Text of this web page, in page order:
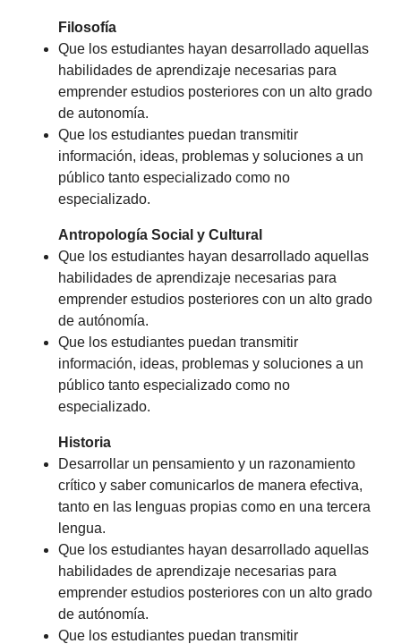
Filosofía
Que los estudiantes hayan desarrollado aquellas
habilidades de aprendizaje necesarias para
emprender estudios posteriores con un alto grado
de autonomía.
Que los estudiantes puedan transmitir
información, ideas, problemas y soluciones a un
público tanto especializado como no
especializado.
Antropología Social y Cultural
Que los estudiantes hayan desarrollado aquellas
habilidades de aprendizaje necesarias para
emprender estudios posteriores con un alto grado
de autónomía.
Que los estudiantes puedan transmitir
información, ideas, problemas y soluciones a un
público tanto especializado como no
especializado.
Historia
Desarrollar un pensamiento y un razonamiento
crítico y saber comunicarlos de manera efectiva,
tanto en las lenguas propias como en una tercera
lengua.
Que los estudiantes hayan desarrollado aquellas
habilidades de aprendizaje necesarias para
emprender estudios posteriores con un alto grado
de autónomía.
Que los estudiantes puedan transmitir